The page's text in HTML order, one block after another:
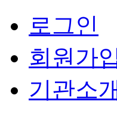
로그인
회원가
기관소